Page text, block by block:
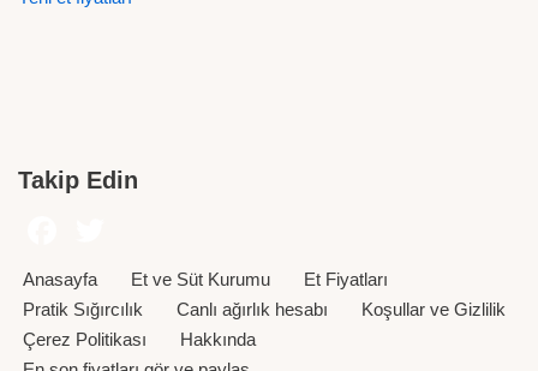
Takip Edin
Anasayfa Et ve Süt Kurumu
Et Fiyatları
Pratik Sığırcılık
Canlı ağırlık hesabı
Koşullar ve Gizlilik
Çerez Politikası
Hakkında